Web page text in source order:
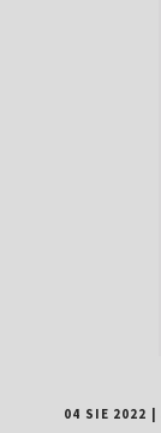
04 SIE 2022